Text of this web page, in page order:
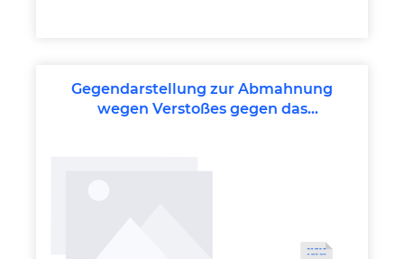
Gegendarstellung zur Abmahnung
wegen Verstoßes gegen das